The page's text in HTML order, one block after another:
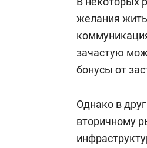
желания
зачастую
бонусы от
Однако в
вторичному
создают оазис жилого
комфорта под Казанью